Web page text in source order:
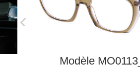
Modèle